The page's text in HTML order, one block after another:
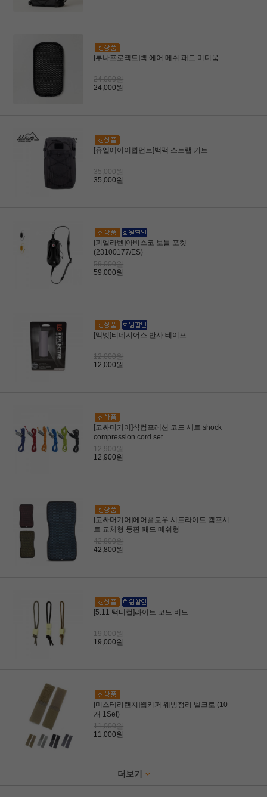
[루나프로젝트]백 에어 메쉬 패드 미디움
24,000원
24,000원
[유엘에이이큅먼트]백팩 스트랩 키트
35,000원
35,000원
[피엘라벤]아비스코 보틀 포켓
(23100177/ES)
59,000원
59,000원
[맥넷]티네시어스 반사 테이프
12,000원
12,000원
[고싸머기어]샥컴프레션 코드 세트 shock
compression cord set
12,900원
12,900원
[고싸머기어]에어플로우 시트라이트 캠프시
트 교체형 등판 패드 메쉬형
42,800원
42,800원
[5.11 택티컬]라이트 코드 비드
19,000원
19,000원
[미스테리랜치]웹키퍼 웨빙정리 벨크로 (10
개 1Set)
11,000원
11,000원
더보기